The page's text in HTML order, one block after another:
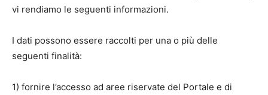
vi rendiamo le seguenti informazioni.
I dati possono essere raccolti per una o più delle
seguenti finalità:
1) fornire l’accesso ad aree riservate del Portale e di